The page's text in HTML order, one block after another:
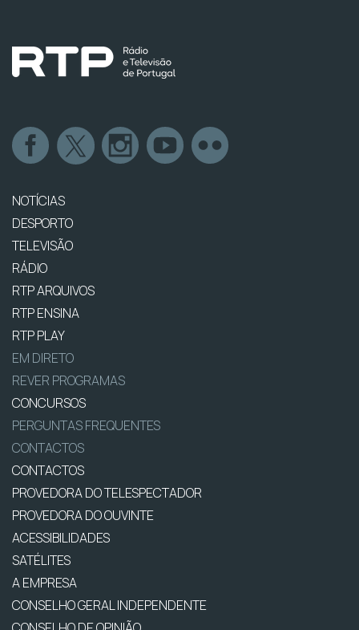
NOTÍCIAS
DESPORTO
TELEVISÃO
RÁDIO
RTP ARQUIVOS
RTP ENSINA
RTP PLAY
EM DIRETO
REVER PROGRAMAS
CONCURSOS
PERGUNTAS FREQUENTES
CONTACTOS
CONTACTOS
PROVEDORA DO TELESPECTADOR
PROVEDORA DO OUVINTE
ACESSIBILIDADES
SATÉLITES
A EMPRESA
CONSELHO GERAL INDEPENDENTE